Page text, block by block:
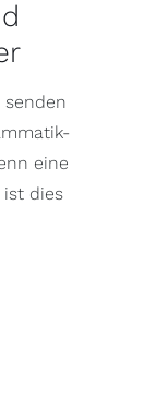
senden
eine
ist dies